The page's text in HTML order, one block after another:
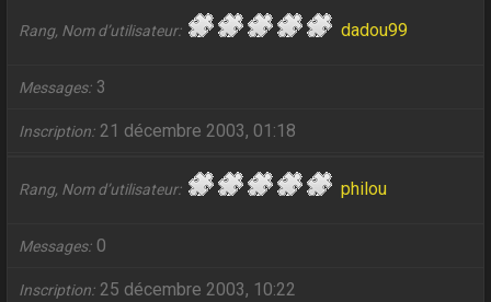
Rang, Nom d’utilisateur dadou99
Messages 3
Inscription 21 décembre 2003, 01:18
Rang, Nom d’utilisateur philou
Messages 0
Inscription 25 décembre 2003, 10:22